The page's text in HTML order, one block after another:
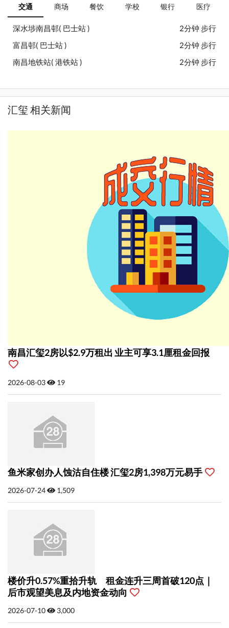
交通 商场 餐饮 学校 银行 医疗
深水埗南昌邨( 巴士站 )
2分钟 步行
富昌邨( 巴士站 )
2分钟 步行
南昌地铁站( 港铁站 )
2分钟 步行
汇玺 相关新闻
南昌汇玺2房以$2.9万租出 业主可享3.1厘租金回报
2026-08-03 19
鱼米家创办人蚀沽自住楼 汇玺2房1,398万元易手
2026-07-24 1,509
楼价升0.57%重拾升轨 租金连升三周首破120点｜
后市观望美息及内地资金动向
2026-07-10 3,000